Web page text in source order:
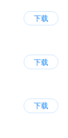
下载
下载
下载